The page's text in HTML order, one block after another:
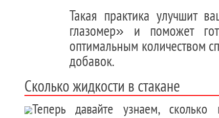
Такая практика улучшит
глазомер» и поможет
оптимальным количеством
добавок.
Сколько жидкости в стакане
Теперь давайте узнаем,